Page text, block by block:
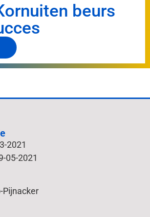
beurs
2021
05-2021
Pijnacker